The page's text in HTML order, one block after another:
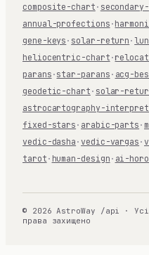
composite-chart ·
annual-profections ·
gene-keys · solar-return ·
heliocentric-chart ·
parans · star-parans · acg-
geodetic-chart · solar-
astrocartography-
fixed-stars · arabic-parts ·
vedic-dasha ·vedic-vargas ·
tarot · human-design · ai-
© 2026 AstroWay /api · Усі
права захищено